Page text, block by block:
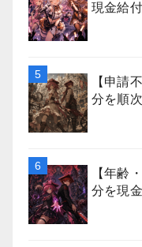
現金給
【申請
分を順
【年齢
分を現